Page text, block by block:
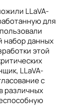
LLaVA-
для
набор данных
этой
LLaVA-
с
различных